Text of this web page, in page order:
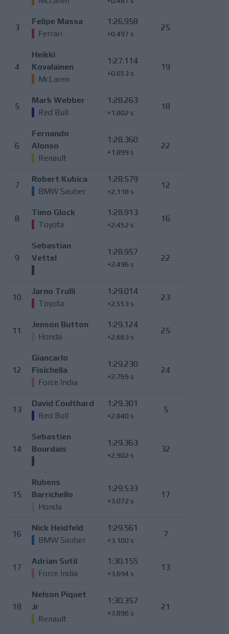
3
Felipe Massa
Ferrari
1:26.958
+0.497 s
25
4
Heikki
Kovalainen
McLaren
1:27.114
+0.653 s
19
5
Mark Webber
Red Bull
1:28.263
+1.802 s
18
6
Fernando
Alonso
Renault
1:28.360
+1.899 s
22
7
Robert Kubica
BMW Sauber
1:28.579
+2.118 s
12
8
Timo Glock
Toyota
1:28.913
+2.452 s
16
9
Sebastian
Vettel
1:28.957
+2.496 s
22
10
Jarno Trulli
Toyota
1:29.014
+2.553 s
23
11
Jenson Button
Honda
1:29.124
+2.663 s
25
12
Giancarlo
Fisichella
Force India
1:29.230
+2.769 s
24
13
David Coulthard
Red Bull
1:29.301
+2.840 s
5
14
Sebastien
Bourdais
1:29.363
+2.902 s
32
15
Rubens
Barrichello
Honda
1:29.533
+3.072 s
17
16
Nick Heidfeld
BMW Sauber
1:29.561
+3.100 s
7
17
Adrian Sutil
Force India
1:30.155
+3.694 s
13
18
Nelson Piquet
Jr
Renault
1:30.357
+3.896 s
21